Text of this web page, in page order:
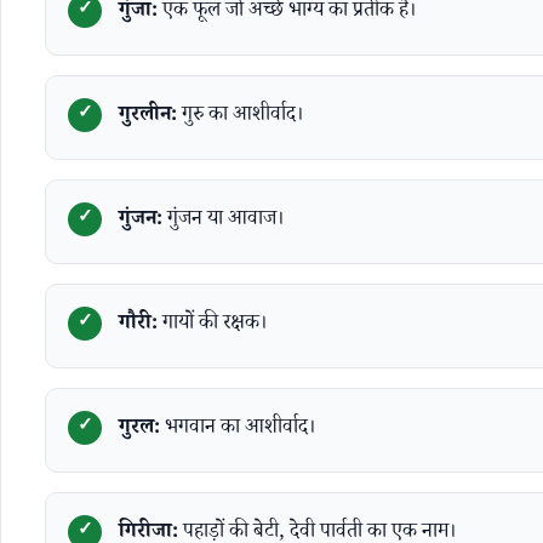
गुंजा:एक फूल जो अच्छे भाग्य का प्रतीक है।
गुरलीन:गुरु का आशीर्वाद।
गुंजन:गुंजन या आवाज।
गौरी:गायों की रक्षक।
गुरल:भगवान का आशीर्वाद।
गिरीजा:पहाड़ों की बेटी, देवी पार्वती का एक नाम।